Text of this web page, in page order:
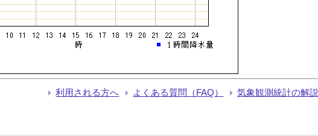
利用される方へ よくある質問（FAQ） 気象観測統計の解説